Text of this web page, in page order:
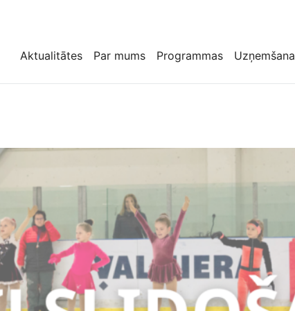
Aktualitātes Par mums Programmas Uzņemšana